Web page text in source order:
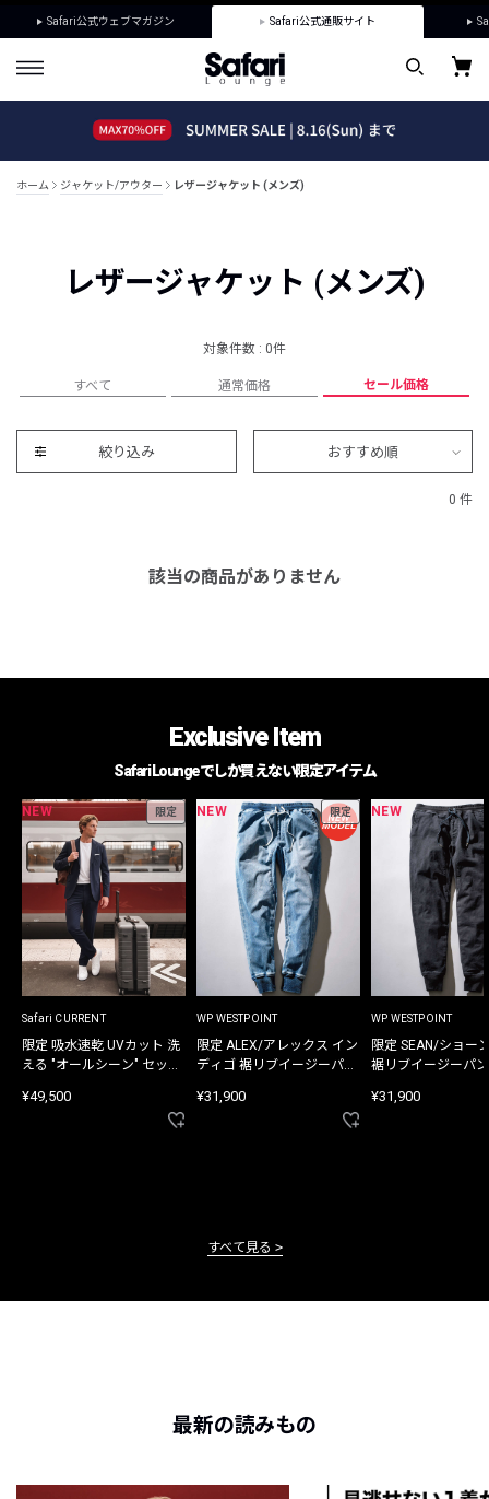
Safari公式ウェブマガジン Safari公式通販サイト
ホーム ジャケット/アウター レザージャケット (メンズ)
レザージャケット (メンズ)
対象件数 : 0件
すべて 通常価格 セール価格
絞り込み おすすめ順
0 件
該当の商品がありません
Exclusive Item
Safari Loungeでしか買えない限定アイテム
NEW 限定
Safari CURRENT
限定 吸水速乾 UVカット 洗
える "オールシーン" セット
¥49,500
NEW 限定
WP WESTPOINT
限定 ALEX/アレックス イン
ディゴ 裾リブイージーパン
¥31,900
NEW
WP WESTPOINT
限定 SEAN/ショー
裾リブイージーパ
¥31,900
すべて見る
最新の読みもの